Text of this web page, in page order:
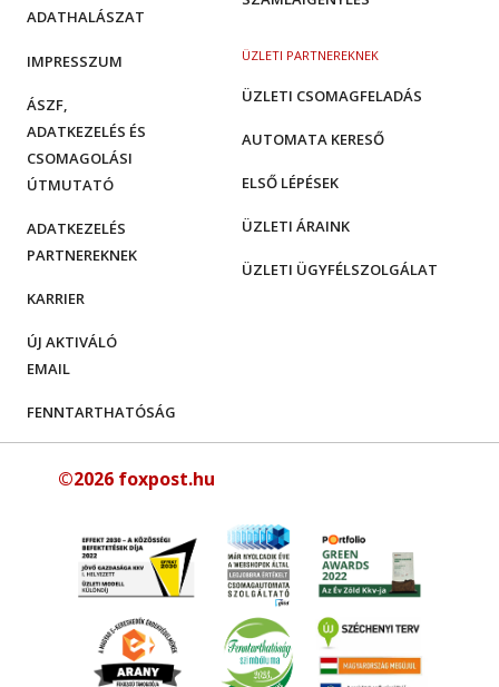
ÜZLETI PARTNEREKNEK
ÜZLETI CSOMAGFELADÁS
AUTOMATA KERESŐ
ELSŐ LÉPÉSEK
ÜZLETI ÁRAINK
ÜZLETI ÜGYFÉLSZOLGÁLAT
ADATHALÁSZAT
IMPRESSZUM
ÁSZF,
ADATKEZELÉS ÉS
CSOMAGOLÁSI
ÚTMUTATÓ
ADATKEZELÉS
PARTNEREKNEK
KARRIER
ÚJ AKTIVÁLÓ
EMAIL
FENNTARTHATÓSÁG
©2026 foxpost.hu